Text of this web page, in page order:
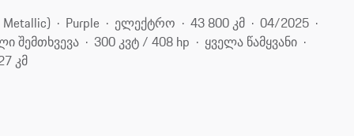
Purple ელექტრო 43 800 კმ
04/2025
შემთხვევა
300 კვტ / 408 hp
ყველა წამყვანი
კმ